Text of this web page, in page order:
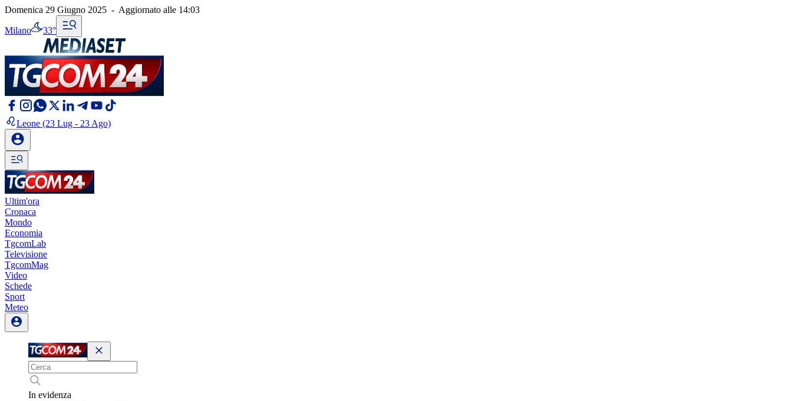
Domenica 29 Giugno 2025 - Aggiornato alle 14:03
Milano 33°
Leone (23 Lug - 23 Ago)
Ultim'ora
Cronaca
Mondo
Economia
TgcomLab
Televisione
TgcomMag
Video
Schede
Sport
Meteo
In evidenza